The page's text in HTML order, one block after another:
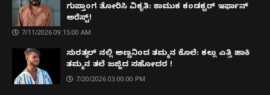
ಗುಪ್ತಾಂಗ ತೋರಿಸಿ ವಿಕೃತಿ: ಕಾಮುಕ ಕಂಡಕ್ಟರ್ ಇರ್ಫಾನ್
ಅರೆಸ್ಟ್!
7/11/2026 09:15:00 AM
ಸುರತ್ಕಲ್ ನಲ್ಲಿ ಅಣ್ಣನಿಂದ ತಮ್ಮನ ಕೊಲೆ: ಕಲ್ಲು ಎತ್ತಿ ಹಾಕಿ
ತಮ್ಮನ ತಲೆ ಜಜ್ಜಿದ ಸಹೋದರ !
7/20/2026 03:00:00 PM